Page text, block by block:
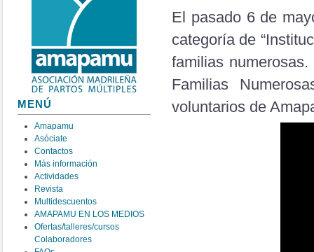
MENÚ
Amapamu
Asóciate
Contactos
Más información
Actividades
Revista
Multidescuentos
AMAPAMU EN LOS MEDIOS
Ofertas/talleres/cursos
Colaboradores
El pasado 6 de
categoría de
familias
Familias
voluntarios de